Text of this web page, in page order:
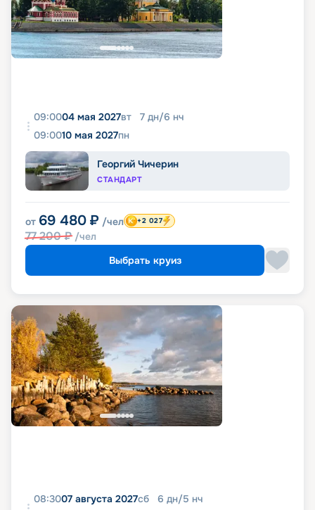
09:0004 мая 2027вт 7 дн/6 нч
09:0010 мая 2027пн
Георгий Чичерин
СТАНДАРТ
от 69 480 ₽ /чел
77 200₽ /чел
+2 027
Выбрать круиз
08:3007 августа 2027сб 6 дн/5 нч